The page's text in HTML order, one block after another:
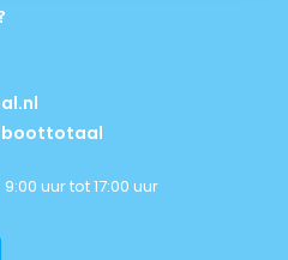
boottotaal
uur tot 17:00 uur